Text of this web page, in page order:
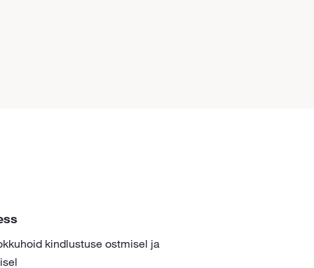
kindlustuse ostmisel ja